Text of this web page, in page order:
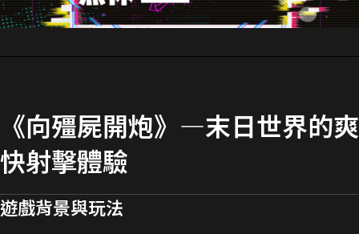
《向殭屍開炮》—末日世界的爽
快射擊體驗
遊戲背景與玩法